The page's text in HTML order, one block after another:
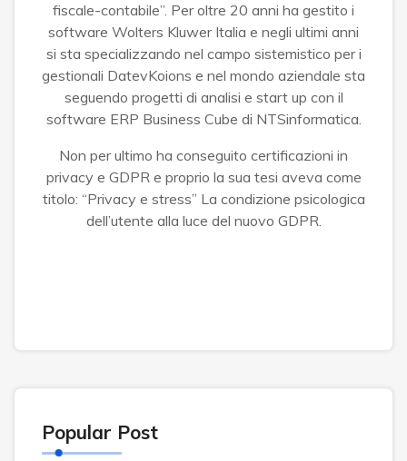
fiscale-contabile”. Per oltre 20 anni ha gestito i
software Wolters Kluwer Italia e negli ultimi anni
si sta specializzando nel campo sistemistico per i
gestionali DatevKoions e nel mondo aziendale sta
seguendo progetti di analisi e start up con il
software ERP Business Cube di NTSinformatica.
Non per ultimo ha conseguito certificazioni in
privacy e GDPR e proprio la sua tesi aveva come
titolo: “Privacy e stress” La condizione psicologica
dell’utente alla luce del nuovo GDPR.
Popular Post